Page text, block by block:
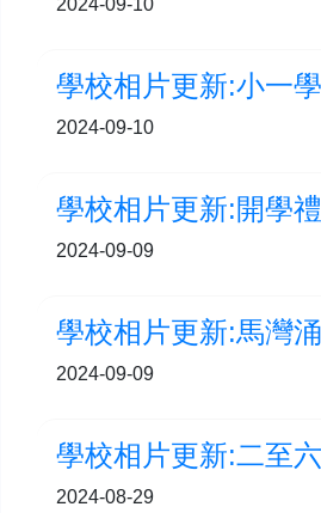
2024-09-10
學校相片更新:開學禮
2024-09-09
2024-09-09
2024-08-29